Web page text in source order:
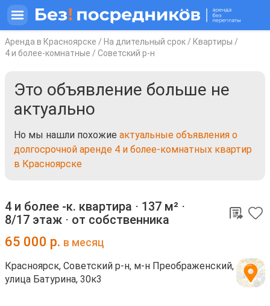
Аренда в Красноярске / На длительный срок / Квартиры /
4 и более-комнатные / Советский р-н
Это объявление больше не
актуально
Но мы нашли похожие актуальные объявления о
долгосрочной аренде 4 и более-комнатных квартир
в Красноярске
4 и более -к. квартира ⋅ 137 м² ⋅
8/17 этаж ⋅ от собственника
65 000 р. в месяц
Красноярск, Советский р-н, м-н Преображенский,
улица Батурина, 30к3